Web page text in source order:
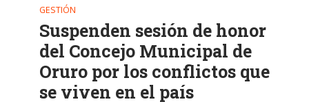
GESTIÓN
Suspenden sesión de honor
del Concejo Municipal de
Oruro por los conflictos que
se viven en el país